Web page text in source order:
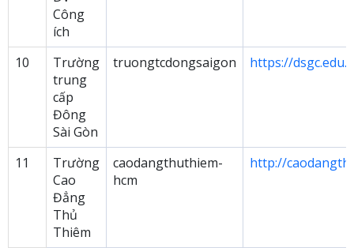
Công
ích
10
Trường
trung
cấp
Đông
Sài Gòn
truongtcdongsaigon https://
11
Trường
Cao
Đẳng
Thủ
Thiêm
caodangthuthiem-
hcm
http://